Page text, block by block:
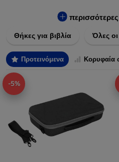
πτώσεις και άλλες φθορές, ενώ
και τη διάρκεια ζωής των
Θήκες για βιβλία Όλες
Προτεινόμενα Κορυφαία
-5%